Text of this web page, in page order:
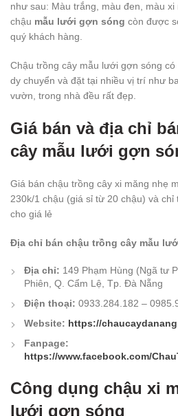
như sau: Màu trắng, màu đen, màu
chậu mẫu lưới gợn sóng còn được
quý khách hàng.
Chậu trồng cây mẫu lưới gợn sóng có
dy chuyển và đặt tại nhiều vị trí như
vườn, trong nhà đều rất đẹp.
Giá bán và địa chỉ
cây mẫu lưới gợn
Giá bán chậu trồng cây xi măng nhẹ
230k/1 chậu (giá sỉ từ 20 chậu) và
cho giá lẻ
Địa chỉ bán chậu trồng cây mẫu
Địa chỉ: 149 Phạm Hùng (Ngã tư
Phiên, Q. Cẩm Lệ, Tp. Đà Nẵng
Điện thoại: 0933.284.182 –
Website: https://
Fanpage:
https://www.facebook.com/
Công dụng chậu xi
lưới gợn sóng